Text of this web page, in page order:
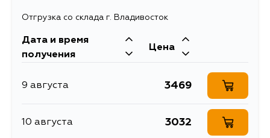
Отгрузка со склада г. Владивосток
Дата и время
получения
Цена
9 августа 3469
10 августа 3032